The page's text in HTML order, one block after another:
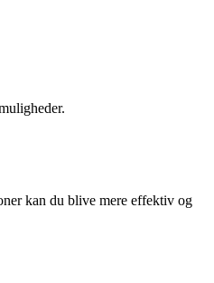
kan du blive mere effektiv og